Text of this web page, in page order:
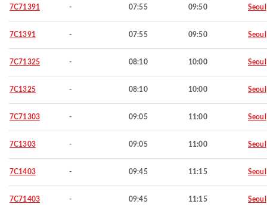
7C71391 - 07:55 09:50 Seoul
7C1391 - 07:55 09:50 Seoul
7C71325 - 08:10 10:00 Seoul
7C1325 - 08:10 10:00 Seoul
7C71303 - 09:05 11:00 Seoul
7C1303 - 09:05 11:00 Seoul
7C1403 - 09:45 11:15 Seoul
7C71403 - 09:45 11:15 Seoul